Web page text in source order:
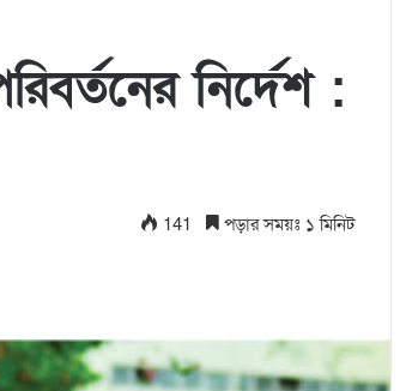
নির্দেশ :
141 পড়ার সময়ঃ ১ মিনিট